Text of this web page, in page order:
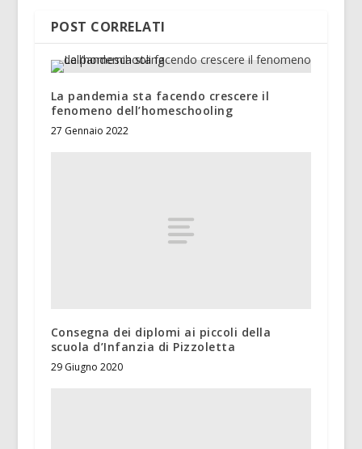
POST CORRELATI
La pandemia sta facendo crescere il
fenomeno dell’homeschooling
27 Gennaio 2022
Consegna dei diplomi ai piccoli della
scuola d’Infanzia di Pizzoletta
29 Giugno 2020